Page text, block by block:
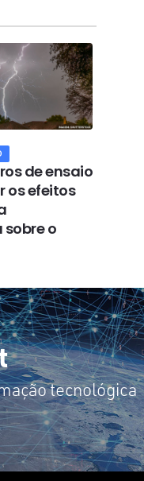
de ensaio
os efeitos
o
tecnológica